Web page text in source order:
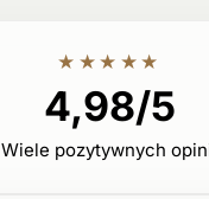
★★★★★
4,98/5
Wiele pozytywnych